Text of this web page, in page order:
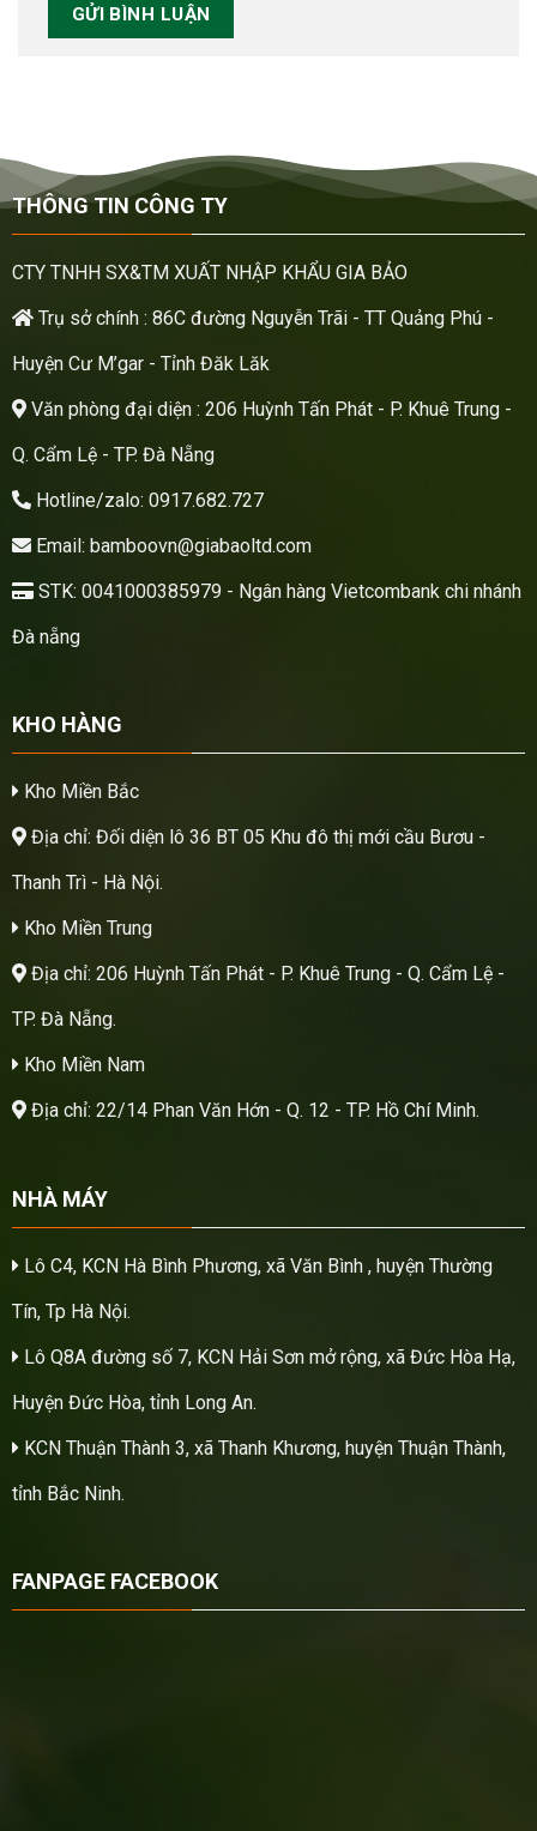
THÔNG TIN CÔNG TY
CTY TNHH SX&TM XUẤT NHẬP KHẨU GIA BẢO
Trụ sở chính : 86C đường Nguyễn Trãi - TT Quảng Phú -
Huyện Cư M’gar - Tỉnh Đăk Lăk
Văn phòng đại diện : 206 Huỳnh Tấn Phát - P. Khuê Trung -
Q. Cẩm Lệ - TP. Đà Nẵng
Hotline/zalo: 0917.682.727
Email: bamboovn@giabaoltd.com
STK: 0041000385979 - Ngân hàng Vietcombank chi nhánh
Đà nẵng
KHO HÀNG
Kho Miền Bắc
Địa chỉ: Đối diện lô 36 BT 05 Khu đô thị mới cầu Bươu -
Thanh Trì - Hà Nội.
Kho Miền Trung
Địa chỉ: 206 Huỳnh Tấn Phát - P. Khuê Trung - Q. Cẩm Lệ -
TP. Đà Nẵng.
Kho Miền Nam
Địa chỉ: 22/14 Phan Văn Hớn - Q. 12 - TP. Hồ Chí Minh.
NHÀ MÁY
Lô C4, KCN Hà Bình Phương, xã Văn Bình , huyện Thường
Tín, Tp Hà Nội.
Lô Q8A đường số 7, KCN Hải Sơn mở rộng, xã Đức Hòa Hạ,
Huyện Đức Hòa, tỉnh Long An.
KCN Thuận Thành 3, xã Thanh Khương, huyện Thuận Thành,
tỉnh Bắc Ninh.
FANPAGE FACEBOOK